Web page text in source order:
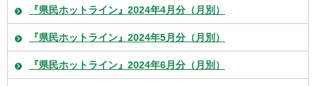
『県民ホットライン』2024年4月分（月別）
『県民ホットライン』2024年5月分（月別）
『県民ホットライン』2024年6月分（月別）